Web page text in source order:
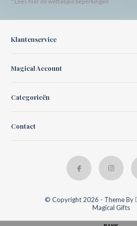
Klantenservice
Magical Account
Categorieën
Contact
© Copyright 2026 - Theme By
Magical Gifts